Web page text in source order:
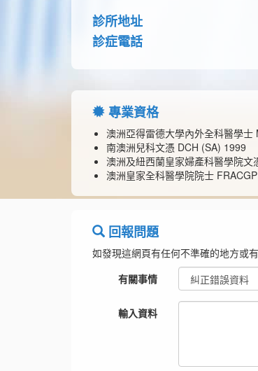
診所地址
診症電話
專業資格
澳洲亞得雷德大學內外全科醫學
南澳洲兒科文憑 DCH (SA) 1999
澳洲及紐西蘭皇家婦產科醫學院文
澳洲皇家全科醫學院院士
回報問題
如發現這網頁有任何不準確的地方或
有關事情
輸入資料